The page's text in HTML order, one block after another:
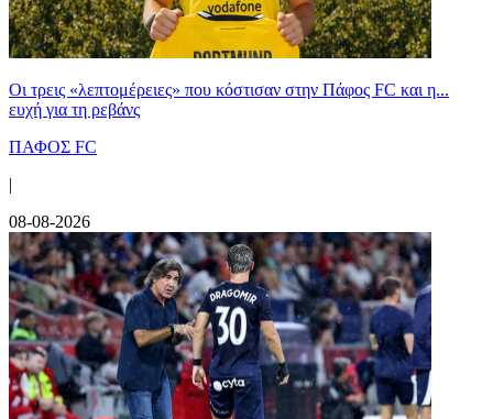
Οι τρεις «λεπτομέρειες» που κόστισαν στην Πάφος FC και η...
ευχή για τη ρεβάνς
ΠΑΦΟΣ FC
|
08-08-2026